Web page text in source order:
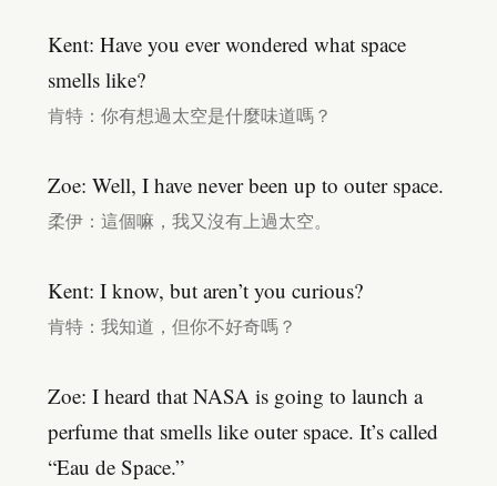
Kent: Have you ever wondered what space
smells like?
肯特：你有想過太空是什麼味道嗎？
Zoe: Well, I have never been up to outer space.
柔伊：這個嘛，我又沒有上過太空。
Kent: I know, but aren’t you curious?
肯特：我知道，但你不好奇嗎？
Zoe: I heard that NASA is going to launch a
perfume that smells like outer space. It’s called
“Eau de Space.”